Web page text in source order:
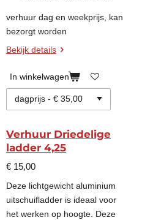
verhuur dag en weekprijs, kan
bezorgt worden
Bekijk details
In winkelwagen
Verhuur Driedelige
ladder 4,25
€ 15,00
Deze lichtgewicht aluminium
uitschuifladder is ideaal voor
het werken op hoogte. Deze